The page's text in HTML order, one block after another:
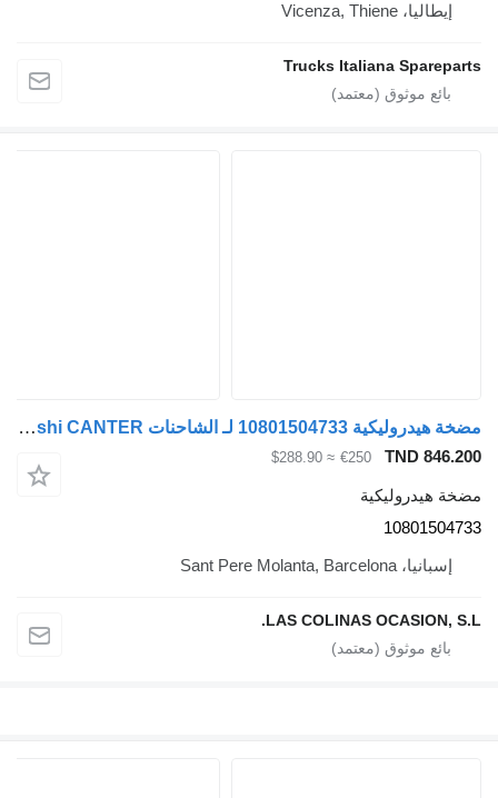
إيطاليا، Vicenza, Thiene
Trucks Italiana Spareparts
مضخة هيدروليكية 10801504733 لـ الشاحنات Mitsubishi CANTER
TND 846.200
€250
≈ $288.90
مضخة هيدروليكية
10801504733
إسبانيا، Sant Pere Molanta, Barcelona
LAS COLINAS OCASION, S.L.